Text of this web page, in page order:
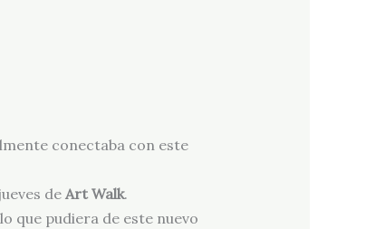
conectaba con este
de Art Walk.
que pudiera de este nuevo